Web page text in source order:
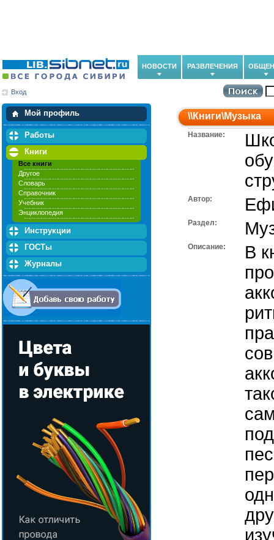
НОВОСТИ РАЗВЛЕЧЕНИЯ
Вход
Мой профиль
Мои закладки
Работы
Книги
Все книги
Другое
Словарь
Справочник
Учебник
Энциклопедия
Инструкции
ГОСТы
Журналы
\\Книги\Музыка
Название:
Автор:
Раздел:
Описание:
В